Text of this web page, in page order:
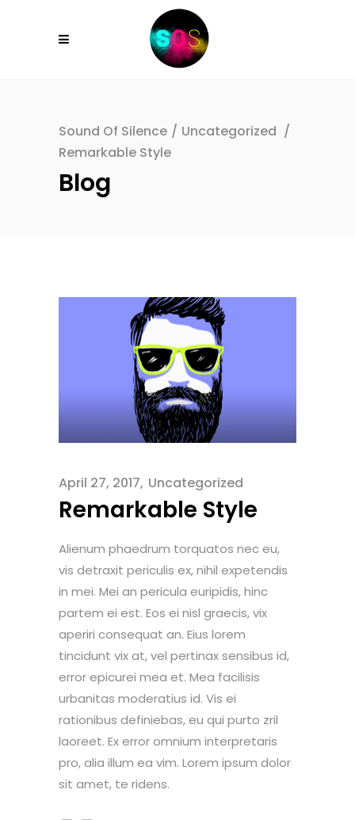
Sound Of Silence / Uncategorized /
Remarkable Style
Blog
April 27, 2017 Uncategorized
Remarkable Style
Alienum phaedrum torquatos nec eu,
vis detraxit periculis ex, nihil expetendis
in mei. Mei an pericula euripidis, hinc
partem ei est. Eos ei nisl graecis, vix
aperiri consequat an. Eius lorem
tincidunt vix at, vel pertinax sensibus id,
error epicurei mea et. Mea facilisis
urbanitas moderatius id. Vis ei
rationibus definiebas, eu qui purto zril
laoreet. Ex error omnium interpretaris
pro, alia illum ea vim. Lorem ipsum dolor
sit amet, te ridens.